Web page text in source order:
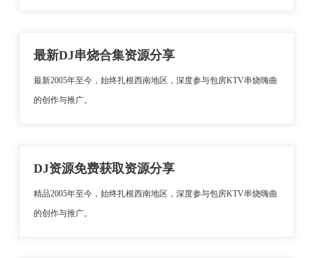
最新DJ串烧合集资源分享
最新2005年至今，始终扎根西南地区，深度参与包房KTV串烧嗨曲
的创作与推广。
DJ资源免费获取资源分享
精品2005年至今，始终扎根西南地区，深度参与包房KTV串烧嗨曲
的创作与推广。